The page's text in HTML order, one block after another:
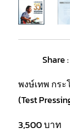
Share :
พงษ์เทพ กร
(Test
3,500บาท